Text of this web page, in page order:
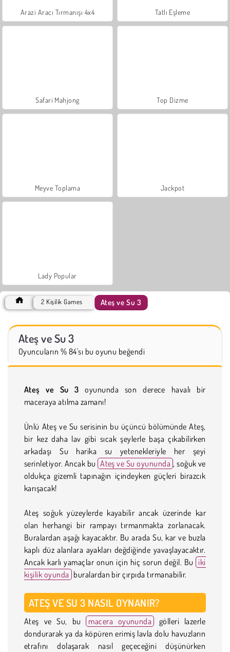
Arazi Aracı Tırmanışı 4x4 Tatlı Eşleme
Safari Mahjong Top Dizme
Meyve Toplama Jackpot
Lady Popular
2 Kişilik Games Ateş ve Su 3
Ateş ve Su 3
Oyuncuların % 84'sı bu oyunu beğendi
Ateş ve Su 3 oyununda son derece havalı bir
maceraya atılma zamanı!
Ünlü Ateş ve Su serisinin bu üçüncü bölümünde Ateş,
bir kez daha lav gibi sıcak şeylerle başa çıkabilirken
arkadaşı Su harika su yetenekleriyle her şeyi
serinletiyor. Ancak bu Ateş ve Su oyununda , soğuk ve
oldukça gizemli tapınağın içindeyken güçleri birazcık
karışacak!
Ateş soğuk yüzeylerde kayabilir ancak üzerinde kar
olan herhangi bir rampayı tırmanmakta zorlanacak.
Buralardan aşağı kayacaktır. Bu arada Su, kar ve buzla
kaplı düz alanlara ayakları değdiğinde yavaşlayacaktır.
Ancak karlı yamaçlar onun için hiç sorun değil. Bu iki
kişilik oyunda buralardan bir çırpıda tırmanabilir.
ATEŞ VE SU 3 NASIL OYNANIR?
Ateş ve Su, bu macera oyununda
gölleri lazerle
dondurarak ya da köpüren erimiş lavla dolu havuzların
etrafını dolaşarak nasıl geçeceğini düşünürken